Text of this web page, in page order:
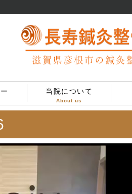
当院について
About us